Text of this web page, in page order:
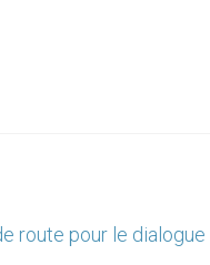
route pour le